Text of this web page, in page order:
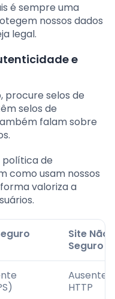
é sempre uma
nossos dados
legal.
e
procure selos de
selos de
falam sobre
política de
como usam nossos
valoriza a
Site Não
Seguro
Ausente
HTTP